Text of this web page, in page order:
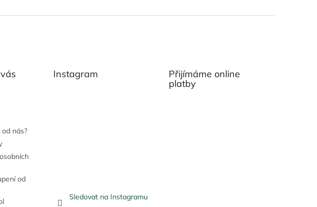
nás?
od
Instagram
Sledovat na Instagramu
Přijímáme online
platby